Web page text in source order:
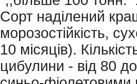
Сорт наділений
морозостійкість,
10 місяців).
цибулини - від 80